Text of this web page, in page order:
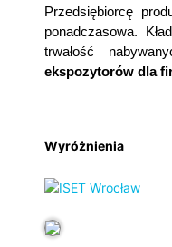
Przedsiębiorcę
ponadczasowa.
trwałość
ekspozytorów dla
Wyróżnienia